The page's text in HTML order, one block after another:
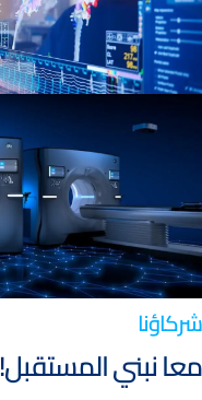
شركاؤنا
معا نبني المستقبل!